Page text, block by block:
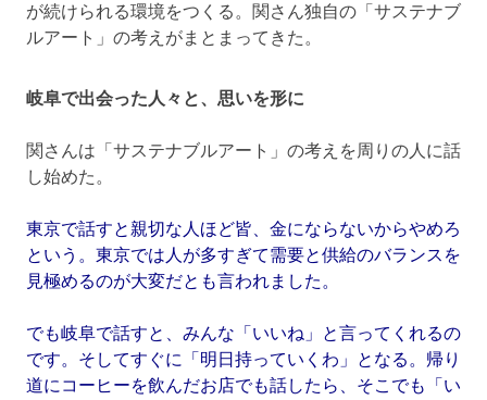
が続けられる環境をつくる。関さん独自の「サステナブ
ルアート」の考えがまとまってきた。
岐阜で出会った人々と、思いを形に
関さんは「サステナブルアート」の考えを周りの人に話
し始めた。
東京で話すと親切な人ほど皆、金にならないからやめろ
という。東京では人が多すぎて需要と供給のバランスを
見極めるのが大変だとも言われました。
でも岐阜で話すと、みんな「いいね」と言ってくれるの
です。そしてすぐに「明日持っていくわ」となる。帰り
道にコーヒーを飲んだお店でも話したら、そこでも「い